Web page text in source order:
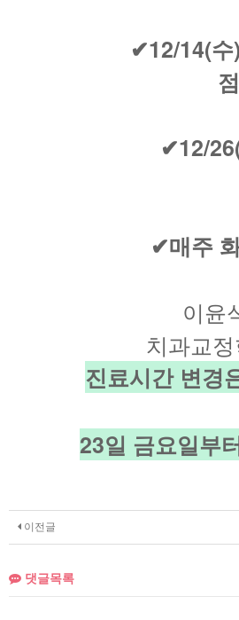
✔12/14(
✔12/
✔매주
이윤
치과교
진료시간 변경
23일 금요일부
이전글
댓글목록